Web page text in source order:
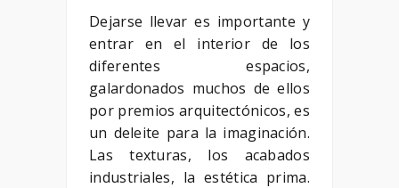
Dejarse llevar es importante y
entrar en el interior de los
diferentes espacios,
galardonados muchos de ellos
por premios arquitectónicos, es
un deleite para la imaginación.
Las texturas, los acabados
industriales, la estética prima.